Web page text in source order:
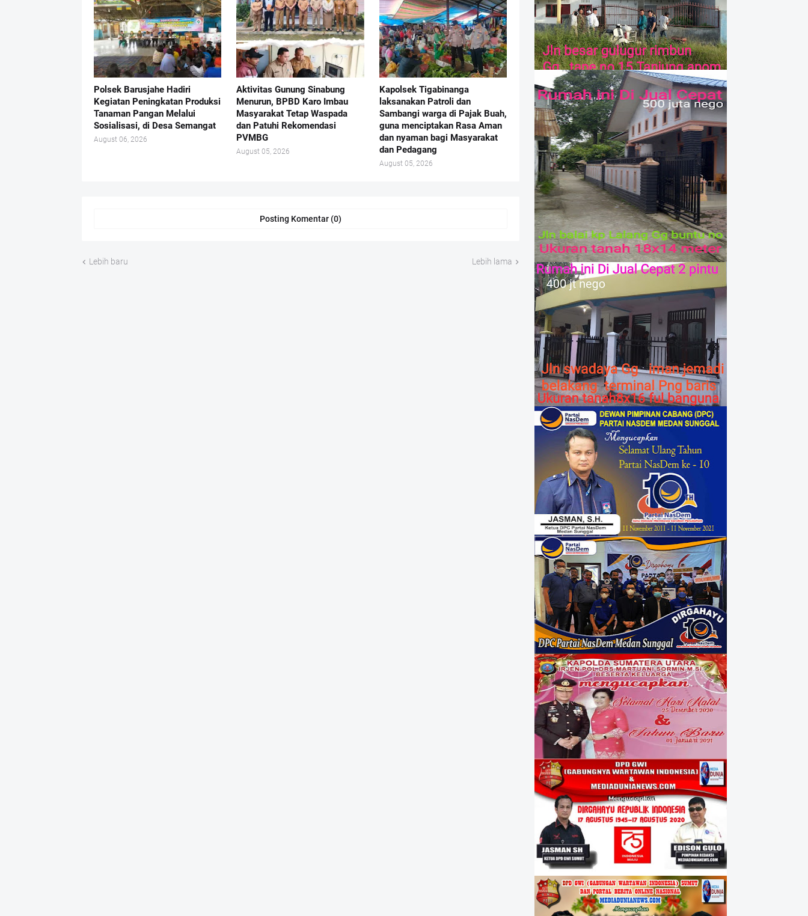
Polsek Barusjahe Hadiri
Kegiatan Peningkatan Produksi
Tanaman Pangan Melalui
Sosialisasi, di Desa Semangat
August 06, 2026
Aktivitas Gunung Sinabung
Menurun, BPBD Karo Imbau
Masyarakat Tetap Waspada
dan Patuhi Rekomendasi
PVMBG
August 05, 2026
Kapolsek Tigabinanga
laksanakan Patroli dan
Sambangi warga di Pajak Buah,
guna menciptakan Rasa Aman
dan nyaman bagi Masyarakat
dan Pedagang
August 05, 2026
Posting Komentar (0)
Lebih baru Lebih lama